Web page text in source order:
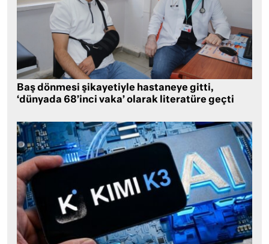
Baş dönmesi şikayetiyle hastaneye gitti,
‘dünyada 68’inci vaka’ olarak literatüre geçti